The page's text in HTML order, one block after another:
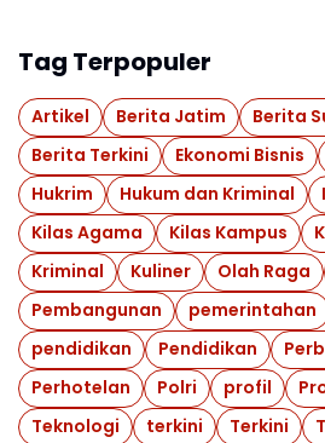
Tag Terpopuler
Artikel Berita Jatim
Berita
Berita Terkini
Ekonomi Bisnis
Hukrim
Hukum dan Kriminal
Kilas Agama
Kilas Kampus
Kriminal
Kuliner Olah Raga
Pembangunan
pemerintahan
pendidikan
Pendidikan
Perhotelan
Polri profil
Teknologi
terkini Terkini